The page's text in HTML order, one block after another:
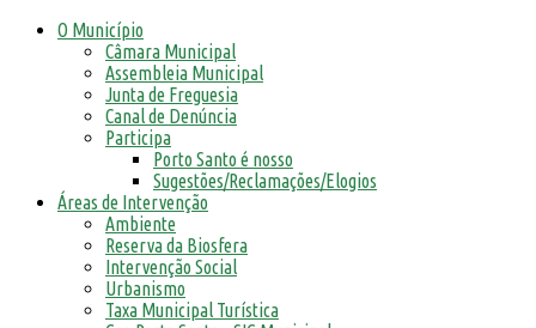
O Município
Câmara Municipal
Assembleia Municipal
Junta de Freguesia
Canal de Denúncia
Participa
Porto Santo é nosso
Sugestões/Reclamações/Elogios
Áreas de Intervenção
Ambiente
Reserva da Biosfera
Intervenção Social
Urbanismo
Taxa Municipal Turística